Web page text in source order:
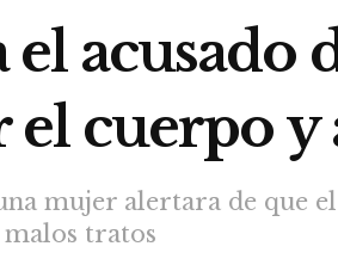
acusado
el cuerpo
mujer alertara de que
tratos